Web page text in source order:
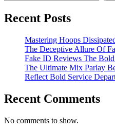
Recent Posts
Mastering Hoops
The Deceptive Allure Of
Fake ID Reviews The
The Ultimate Mix Parlay
Reflect Bold Service
Recent Comments
No comments to show.